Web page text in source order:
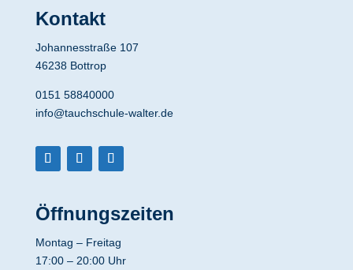
Kontakt
Johannesstraße 107
46238 Bottrop
0151 58840000
info@tauchschule-walter.de
Öffnungszeiten
Montag – Freitag
17:00 – 20:00 Uhr